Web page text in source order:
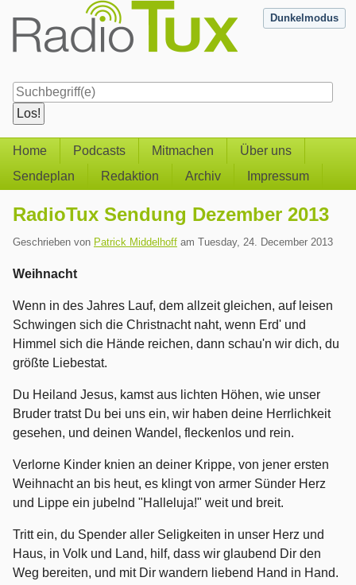
content
Dunkelmodus
Navigation
Home Podcasts Mitmachen
Über uns
Sendeplan
Redaktion Archiv Impressum
RadioTux Sendung Dezember 2013
Geschrieben von Patrick Middelhoff am Tuesday, 24. December 2013
Weihnacht
Wenn in des Jahres Lauf, dem allzeit gleichen, auf leisen
Schwingen sich die Christnacht naht, wenn Erd' und
Himmel sich die Hände reichen, dann schau'n wir dich, du
größte Liebestat.
Du Heiland Jesus, kamst aus lichten Höhen, wie unser
Bruder tratst Du bei uns ein, wir haben deine Herrlichkeit
gesehen, und deinen Wandel, fleckenlos und rein.
Verlorne Kinder knien an deiner Krippe, von jener ersten
Weihnacht an bis heut, es klingt von armer Sünder Herz
und Lippe ein jubelnd "Halleluja!" weit und breit.
Tritt ein, du Spender aller Seligkeiten in unser Herz und
Haus, in Volk und Land, hilf, dass wir glaubend Dir den
Weg bereiten, und mit Dir wandern liebend Hand in Hand.